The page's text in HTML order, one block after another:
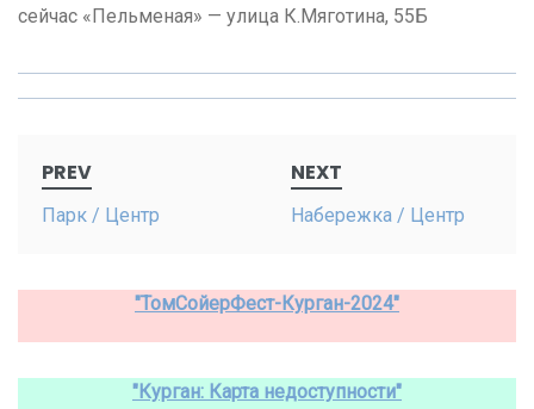
сейчас «Пельменая» — улица К.Мяготина, 55Б
navigation
PREV
Парк / Центр
NEXT
Набережка / Центр
"ТомСойерФест-Курган-2024"
"Курган: Карта недоступности"